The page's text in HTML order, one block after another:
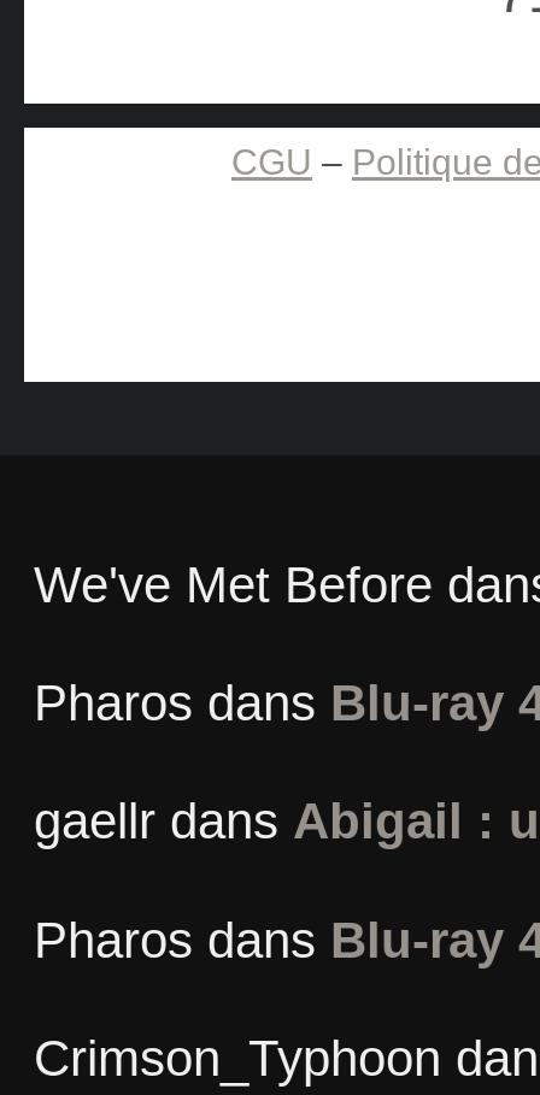
CGU – Politique
We've Met Before
Pharos dans Blu-ray
gaellrdans Abigail :
Pharos dans Blu-ray
Crimson_Typhoon